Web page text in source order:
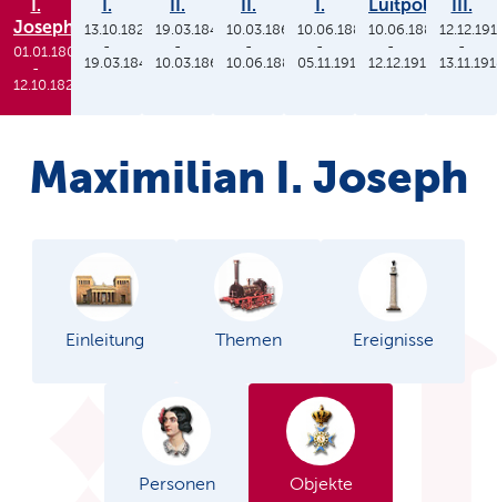
I.
Joseph
01.01.1806
-
12.10.1825
I.
13.10.1825
-
19.03.1848
II.
19.03.1848
-
10.03.1864
II.
10.03.1864
-
10.06.1886
I.
10.06.1886
-
05.11.1913
Luitpold
10.06.1886
-
12.12.1912
III.
-
Maximilian I. Joseph
Einleitung Themen Ereignisse
Personen Objekte